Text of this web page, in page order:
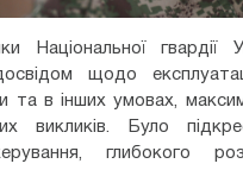
Національної гвардії
щодо
та в інших умовах,
викликів. Було
глибокого